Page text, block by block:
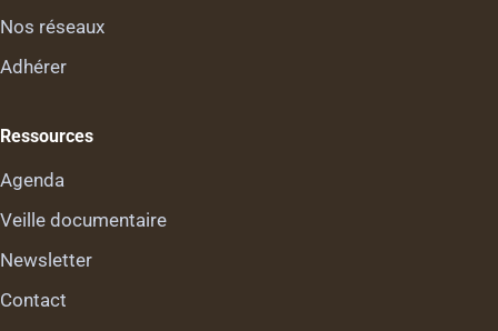
Nos réseaux
Adhérer
Ressources
Agenda
Veille documentaire
Newsletter
Contact